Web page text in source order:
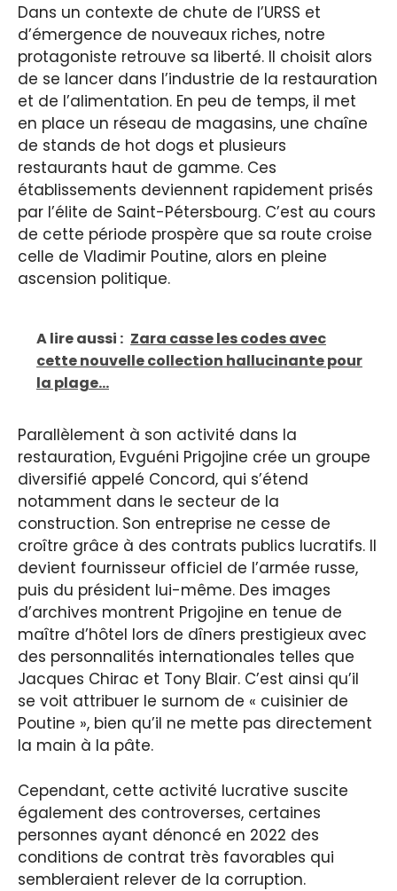
Dans un contexte de chute de l’URSS et
d’émergence de nouveaux riches, notre
protagoniste retrouve sa liberté. Il choisit alors
de se lancer dans l’industrie de la restauration
et de l’alimentation. En peu de temps, il met
en place un réseau de magasins, une chaîne
de stands de hot dogs et plusieurs
restaurants haut de gamme. Ces
établissements deviennent rapidement prisés
par l’élite de Saint-Pétersbourg. C’est au cours
de cette période prospère que sa route croise
celle de Vladimir Poutine, alors en pleine
ascension politique.
A lire aussi : Zara casse les codes avec
cette nouvelle collection hallucinante pour
la plage...
Parallèlement à son activité dans la
restauration, Evguéni Prigojine crée un groupe
diversifié appelé Concord, qui s’étend
notamment dans le secteur de la
construction. Son entreprise ne cesse de
croître grâce à des contrats publics lucratifs. Il
devient fournisseur officiel de l’armée russe,
puis du président lui-même. Des images
d’archives montrent Prigojine en tenue de
maître d’hôtel lors de dîners prestigieux avec
des personnalités internationales telles que
Jacques Chirac et Tony Blair. C’est ainsi qu’il
se voit attribuer le surnom de « cuisinier de
Poutine », bien qu’il ne mette pas directement
la main à la pâte.
Cependant, cette activité lucrative suscite
également des controverses, certaines
personnes ayant dénoncé en 2022 des
conditions de contrat très favorables qui
sembleraient relever de la corruption.